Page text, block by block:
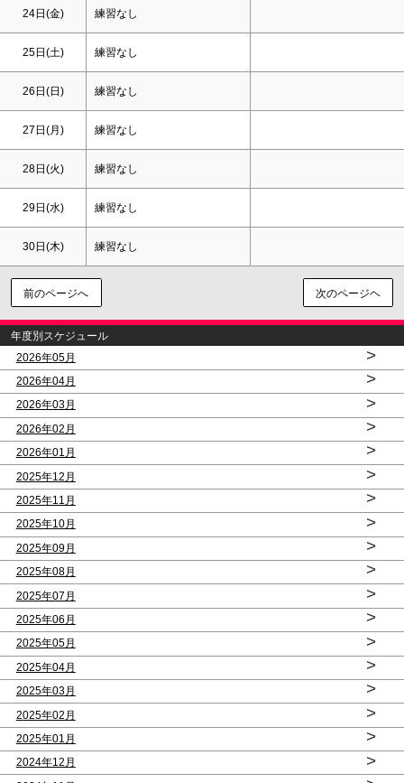
24日(金) 練習なし
25日(土) 練習なし
26日(日) 練習なし
27日(月) 練習なし
28日(火) 練習なし
29日(水) 練習なし
30日(木) 練習なし
前のページへ 次のページヘ
年度別スケジュール
2026年05月
>
2026年04月 >
2026年03月 >
2026年02月 >
2026年01月 >
2025年12月 >
2025年11月 >
2025年10月 >
2025年09月 >
2025年08月 >
2025年07月 >
2025年06月 >
2025年05月 >
2025年04月 >
2025年03月 >
2025年02月 >
2025年01月 >
2024年12月 >